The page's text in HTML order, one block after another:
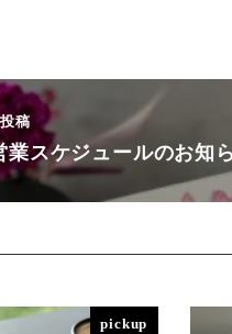
稿
業スケジュールのお知
pickup